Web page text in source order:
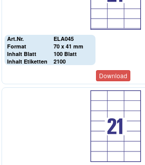
Art.Nr.
ELA045
Format
70 x 41 mm
Inhalt Blatt
100 Blatt
Inhalt Etiketten
2100
Download